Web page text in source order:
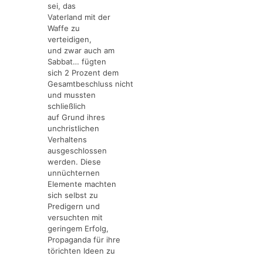
sei, das
Vaterland mit der
Waffe zu
verteidigen,
und zwar auch am
Sabbat… fügten
sich 2 Prozent dem
Gesamtbeschluss nicht
und mussten
schließlich
auf Grund ihres
unchristlichen
Verhaltens
ausgeschlossen
werden. Diese
unnüchternen
Elemente machten
sich selbst zu
Predigern und
versuchten mit
geringem Erfolg,
Propaganda für ihre
törichten Ideen zu